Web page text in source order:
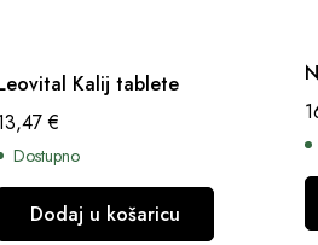
Kalij tablete
€
Dostupno
Dodaj u košaricu